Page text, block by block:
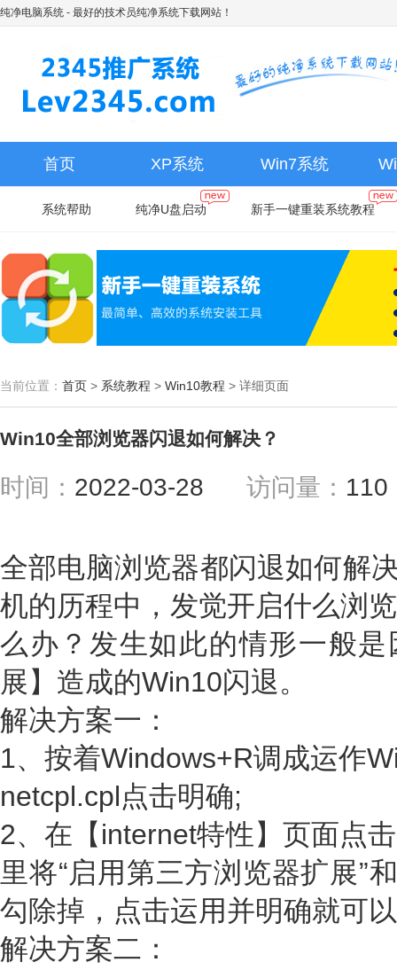
纯净电脑系统 - 最好的技术员纯净系统下载网站！
首页 XP系统 Win7系统
系统帮助 纯净U盘启动 新手一键重装系统教程
当前位置： 首页 > 系统教程 > Win10教程 > 详细页面
Win10全部浏览器闪退如何解决？
时间： 2022-03-28 访问量：
全部电脑浏览器都闪退如何解
机的历程中，发觉开启什么浏
么办？发生如此的情形一般
展】造成的Win10闪退。
解决方案一：
1、按着Windows+R调成运作
netcpl.cpl点击明确;
2、在【internet特性】页面点
里将“启用第三方浏览器扩展”
勾除掉，点击运用并明确就可
解决方案二：